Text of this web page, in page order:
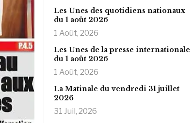
Les Unes des quotidiens nationaux
du 1 août 2026
1 Août, 2026
Les Unes de la presse internationale
du 1 août 2026
1 Août, 2026
La Matinale du vendredi 31 juillet
2026
31 Juil, 2026